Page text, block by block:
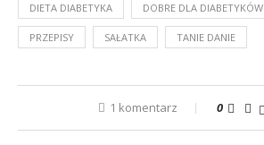
DIETA DIABETYKA DOBRE DLA DIABETYKÓW
PRZEPISY SAŁATKA TANIE DANIE
1 komentarz 0